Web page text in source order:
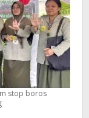
stop boros